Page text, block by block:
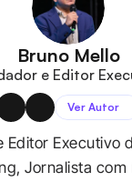
Bruno Mello
e Editor
Ver Autor
Editor Executivo
Jornalista com